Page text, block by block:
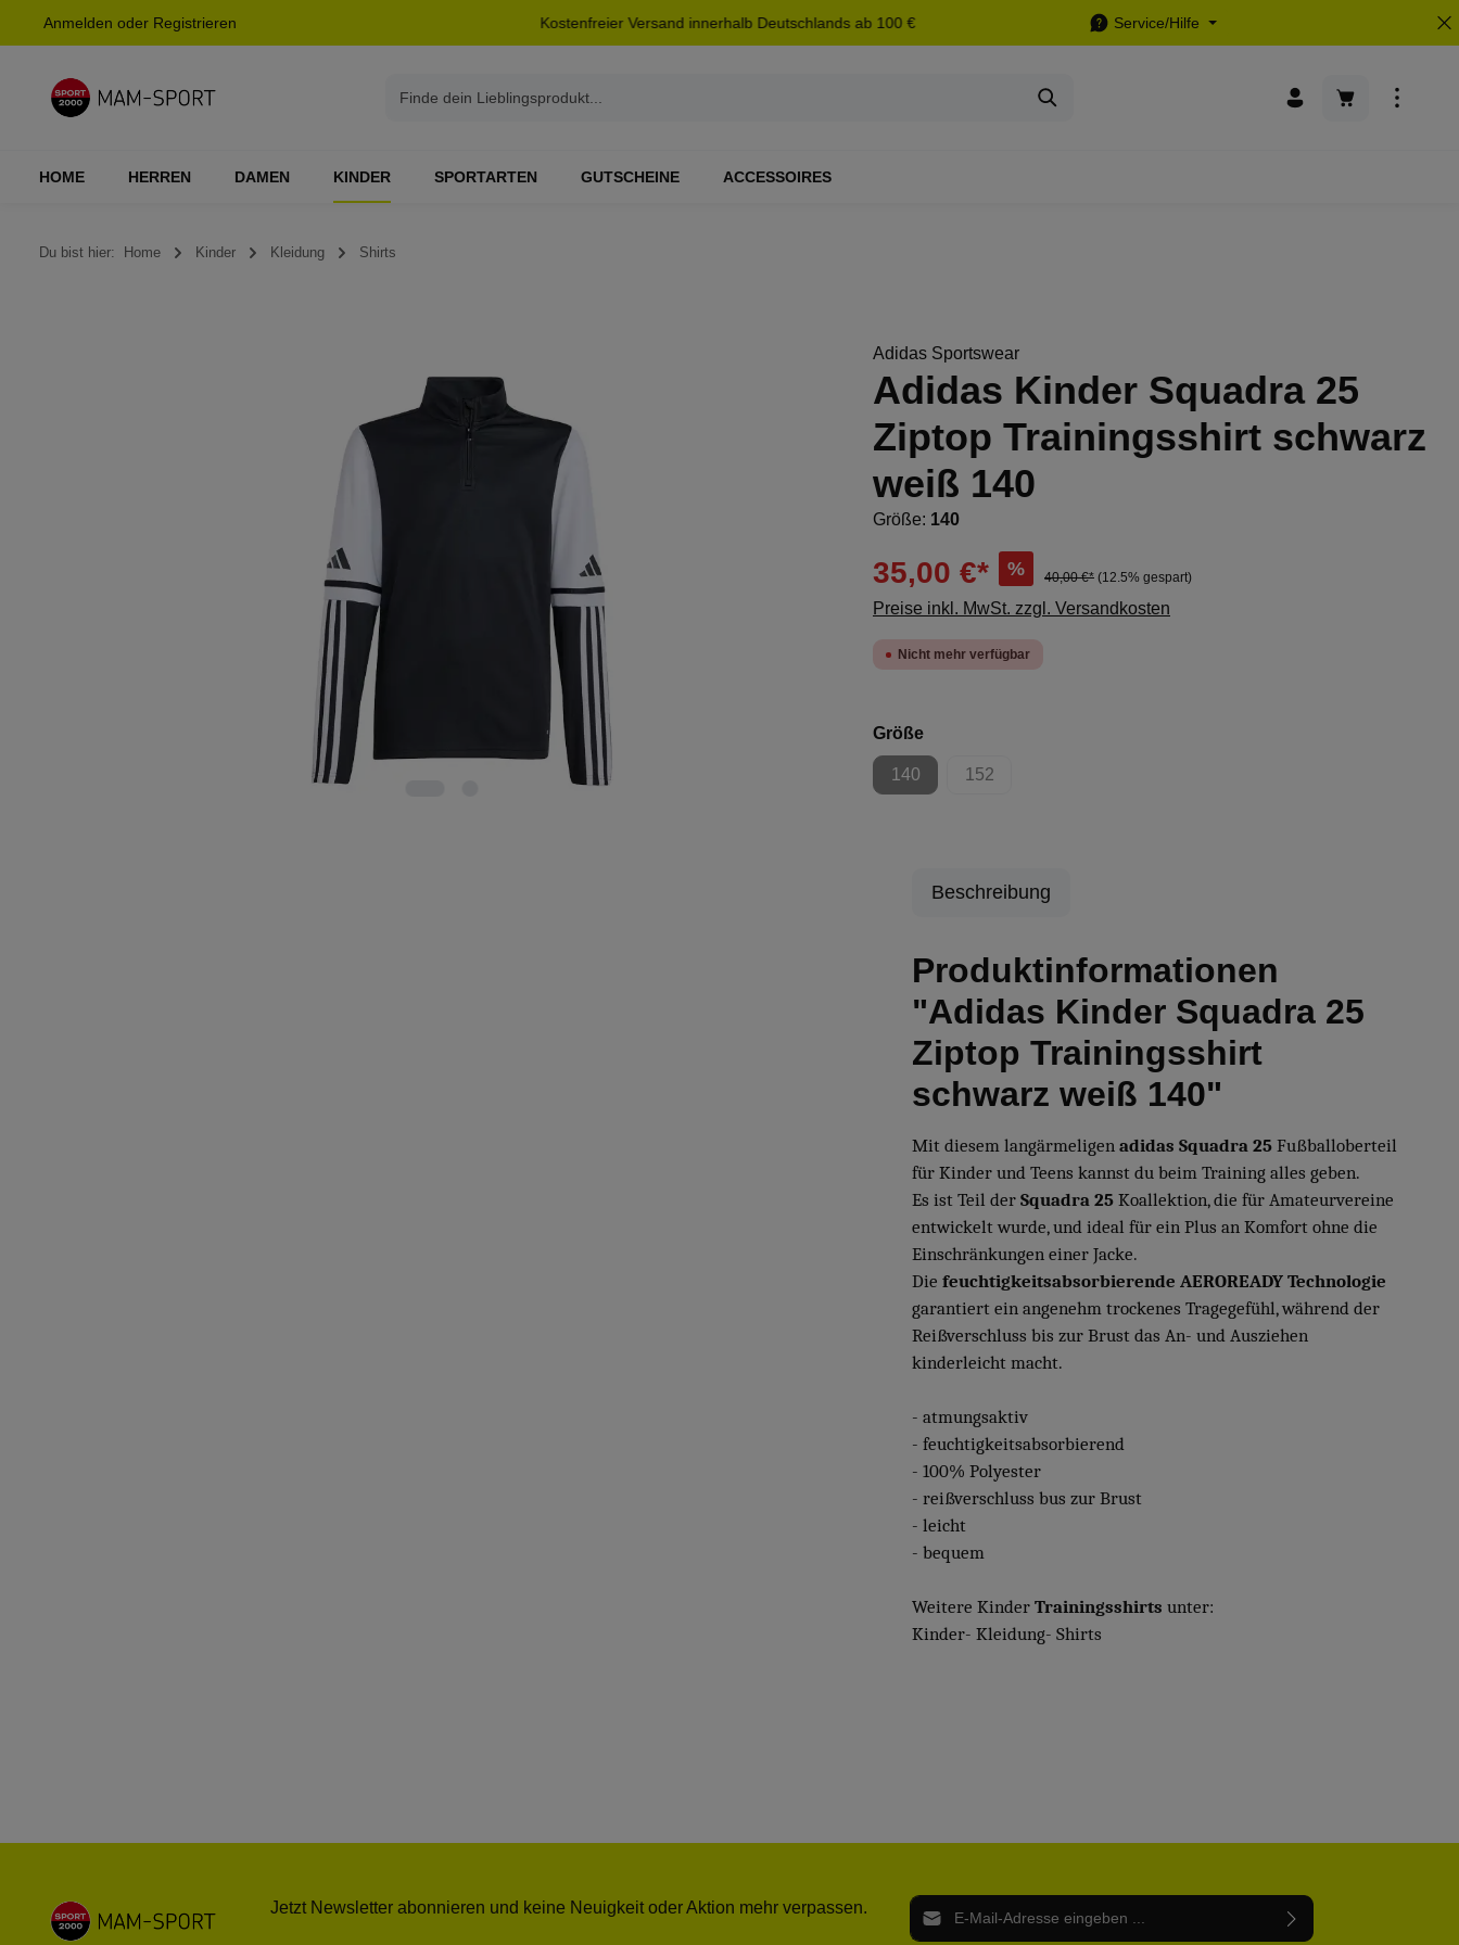
Zur Hauptnavigation springen
Anmelden oder Registrieren Kostenfreier Versand innerhalb Deutschlands ab 100 € Service/Hilfe
Warenkorb
HOME HERREN DAMEN KINDER SPORTARTEN GUTSCHEINE ACCESSOIRES
Du bist hier: Home Kinder Kleidung Shirts
Adidas Sportswear
Adidas Kinder Squadra 25
Ziptop Trainingsshirt schwarz
weiß 140
Größe: 140
35,00 €* % 40,00 €* (12.5% gespart)
Preise inkl. MwSt. zzgl. Versandkosten
Nicht mehr verfügbar
Größeauswählen
140
(Diese Option ist zurzeit nicht verfügbar.)
152
(Diese Option ist zurzeit nicht verfügbar.)
Beschreibung
Produktinformationen
"Adidas Kinder Squadra 25
Ziptop Trainingsshirt
schwarz weiß 140"
Mit diesem langärmeligen adidas Squadra 25 Fußballoberteil
für Kinder und Teens kannst du beim Training alles geben.
Es ist Teil der Squadra 25 Koallektion, die für Amateurvereine
entwickelt wurde, und ideal für ein Plus an Komfort ohne die
Einschränkungen einer Jacke.
Die feuchtigkeitsabsorbierende AEROREADY Technologie
garantiert ein angenehm trockenes Tragegefühl, während der
Reißverschluss bis zur Brust das An- und Ausziehen
kinderleicht macht.
- atmungsaktiv
- feuchtigkeitsabsorbierend
- 100% Polyester
- reißverschluss bus zur Brust
- leicht
- bequem
Weitere Kinder Trainingsshirts unter:
Kinder- Kleidung- Shirts
Jetzt Newsletter abonnieren und keine Neuigkeit oder Aktion mehr verpassen. E-Mail-Adresse*